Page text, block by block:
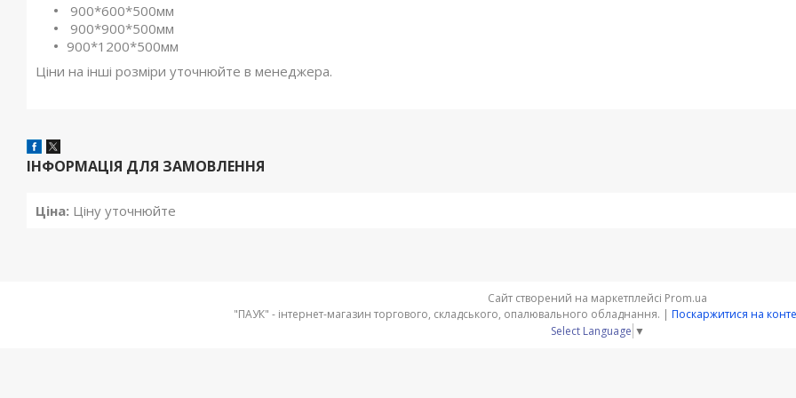
900*600*500мм
900*900*500мм
900*1200*500мм
Ціни на інші розміри уточнюйте в менеджера.
ІНФОРМАЦІЯ ДЛЯ ЗАМОВЛЕННЯ
Ціна: Ціну уточнюйте
Сайт створений на маркетплейсі Prom.ua
Поскаржитися на
Select Language ▼